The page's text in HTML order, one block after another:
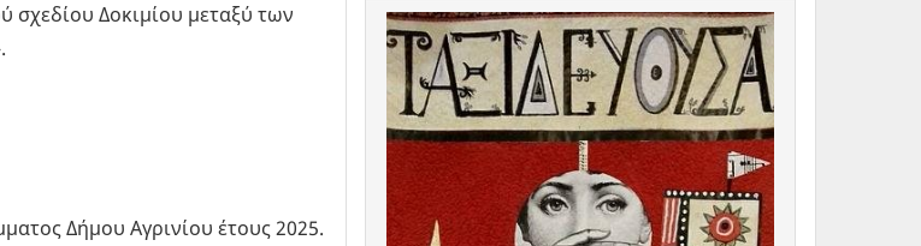
σχεδίου Δοκιμίου μεταξύ των
Δήμου Αγρινίου έτους 2025.